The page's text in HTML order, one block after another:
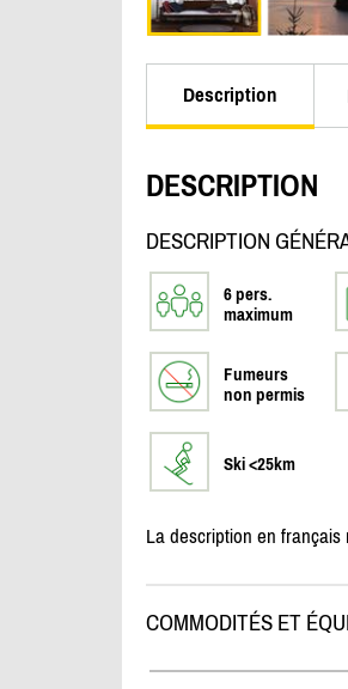
Description
DESCRIPTION
DESCRIPTION
6 pers.
maximum
Fumeurs
non permis
Ski <25km
La description en
COMMODITÉS ET